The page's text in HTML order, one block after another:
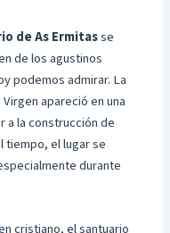
de As Ermitasse
de los agustinos
podemos admirar. La
apareció en una
a la construcción de
tiempo, el lugar se
durante
cristiano, el santuario